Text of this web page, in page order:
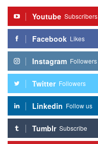
Youtube Subscribers
Facebook Likes
Instagram Followers
Twitter Followers
Linkedin Follow us
Tumblr Subscribe